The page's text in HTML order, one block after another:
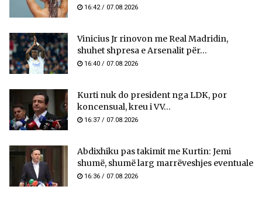
16:42 / 07.08.2026
Vinicius Jr rinovon me Real Madridin,
shuhet shpresa e Arsenalit për...
16:40 / 07.08.2026
Kurti nuk do president nga LDK, por
koncensual, kreu i VV...
16:37 / 07.08.2026
Abdixhiku pas takimit me Kurtin: Jemi
shumë, shumë larg marrëveshjes eventuale
16:36 / 07.08.2026